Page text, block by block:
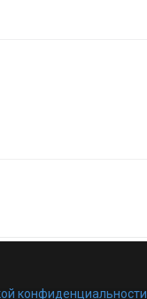
конфиденциальности